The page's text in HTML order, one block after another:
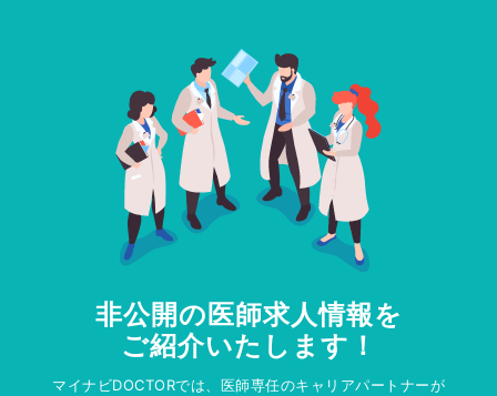
非公開の医師求人情報を
ご紹介いたします！
マイナビDOCTORでは、医師専任のキャリアパートナーが